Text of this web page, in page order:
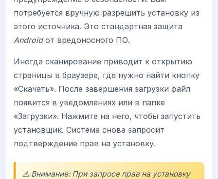
потребуется вручную разрешить установку из
этого источника. Это стандартная защита
Androidот вредоносного ПО.
Иногда сканирование приводит к открытию
страницы в браузере, где нужно найти кнопку
«Скачать». После завершения загрузки файл
появится в уведомлениях или в папке
«Загрузки». Нажмите на него, чтобы запустить
установщик. Система снова запросит
подтверждение прав на установку.
⚠️ Внимание: При запросе прав на установку